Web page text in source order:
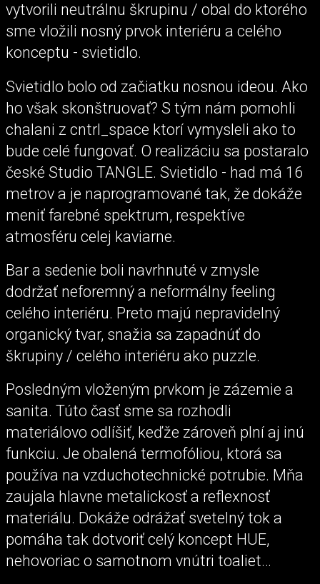
vytvorili neutrálnu škrupinu / obal do ktorého
sme vložili nosný prvok interiéru a celého
konceptu - svietidlo.
Svietidlo bolo od začiatku nosnou ideou. Ako
ho však skonštruovať? S tým nám pomohli
chalani z cntrl_space ktorí vymysleli ako to
bude celé fungovať. O realizáciu sa postaralo
české Studio TANGLE. Svietidlo - had má 16
metrov a je naprogramované tak, že dokáže
meniť farebné spektrum, respektíve
atmosféru celej kaviarne.
Bar a sedenie boli navrhnuté v zmysle
dodržať neforemný a neformálny feeling
celého interiéru. Preto majú nepravidelný
organický tvar, snažia sa zapadnúť do
škrupiny / celého interiéru ako puzzle.
Posledným vloženým prvkom je zázemie a
sanita. Túto časť sme sa rozhodli
materiálovo odlíšiť, keďže zároveň plní aj inú
funkciu. Je obalená termofóliou, ktorá sa
používa na vzduchotechnické potrubie. Mňa
zaujala hlavne metalickosť a reflexnosť
materiálu. Dokáže odrážať svetelný tok a
pomáha tak dotvoriť celý koncept HUE,
nehovoriac o samotnom vnútri toaliet…